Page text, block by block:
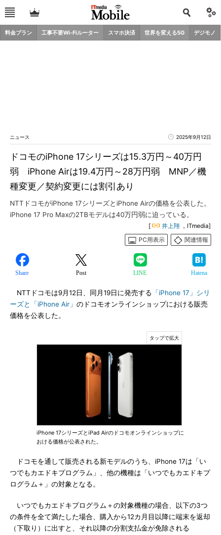
料金プラン 工事不要Wi-Fiルーター スマホ決済 世界を変える5G デジモノ
ニュース 2025年9月12日
ドコモのiPhone 17シリーズは15.3万円～40万円
弱 iPhone Airは19.4万円～28万円弱 MNP／機
種変更／契約変更には割引あり
NTTドコモがiPhone 17シリーズとiPhone Airの価格を公表した。
iPhone 17 Pro Maxの2TBモデルは40万円弱に迫っている。
[ 井上翔 ，ITmedia]
PC用表示
関連情報
Share Post LINE Hatena
NTTドコモは9月12日、同月19日に発売する 「iPhone 17」シリ
ーズと「iPhone Air」 のドコモオンラインショップにおける販売
価格を公表した。
iPhone 17シリーズとiPad Airのドコモオンラインショップに
おける価格が公表された。
ドコモを通して販売される新モデルのうち、iPhone 17は「い
つでもカエドキプログラム」、他の機種は「いつでもカエドキプ
ログラム＋」の対象となる。
いつでもカエドキプログラム＋の対象機種の場合、以下の3つ
の条件を全て満たした場合、購入から12カ月目以降に端末を返却
（下取り）に出すと、それ以降の分割支払金が免除される